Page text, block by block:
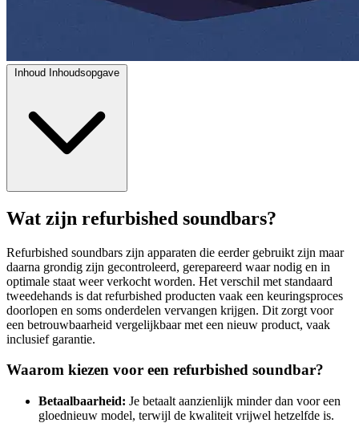
Inhoud Inhoudsopgave
Wat zijn refurbished soundbars?
Refurbished soundbars zijn apparaten die eerder gebruikt zijn maar
daarna grondig zijn gecontroleerd, gerepareerd waar nodig en in
optimale staat weer verkocht worden. Het verschil met standaard
tweedehands is dat refurbished producten vaak een keuringsproces
doorlopen en soms onderdelen vervangen krijgen. Dit zorgt voor
een betrouwbaarheid vergelijkbaar met een nieuw product, vaak
inclusief garantie.
Waarom kiezen voor een refurbished soundbar?
Betaalbaarheid: Je betaalt aanzienlijk minder dan voor een
gloednieuw model, terwijl de kwaliteit vrijwel hetzelfde is.